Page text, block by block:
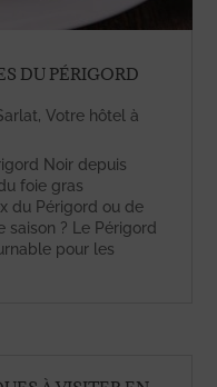
DU PÉRIGORD
,Votre hôtel à
Noir depuis
foie gras
du Périgord ou de
? Le Périgord
pour les